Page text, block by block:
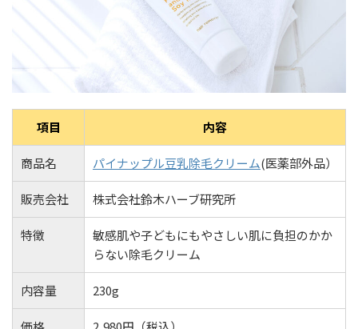
項目 内容
商品名 パイナップル豆乳除毛クリーム(医薬部外品）
販売会社 株式会社鈴木ハーブ研究所
特徴
敏感肌や子どもにもやさしい肌に負担のかか
らない除毛クリーム
内容量 230g